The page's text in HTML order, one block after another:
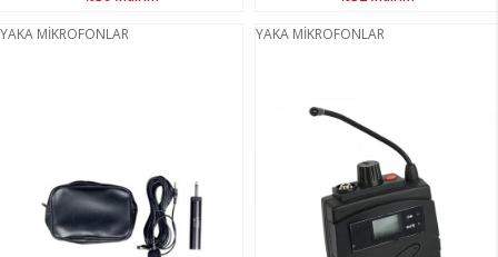
YAKA MİKROFONLAR
YAKA MİKROFONLAR